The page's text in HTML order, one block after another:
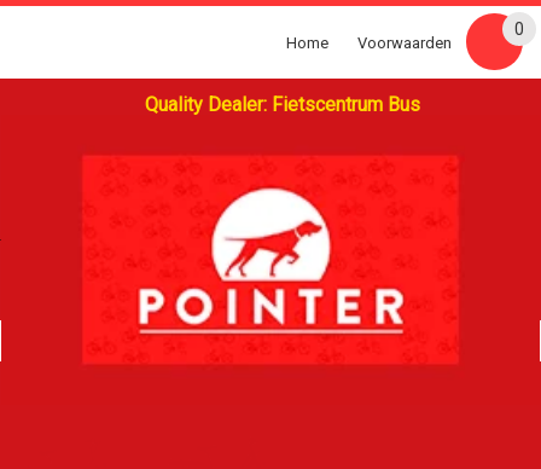
Quality Dealer: Fietscentrum Bus
Home Voorwaarden
0